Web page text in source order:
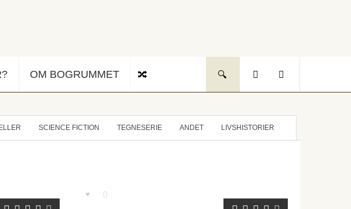
OM BOGRUMMET
SCIENCE FICTION TEGNESERIE ANDET LIVSHISTORIER